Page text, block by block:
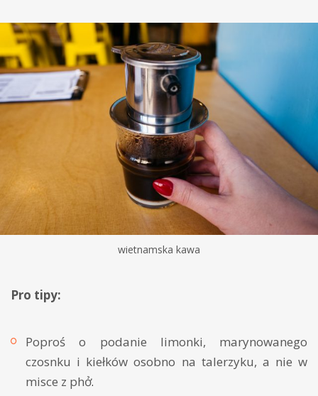
wietnamska kawa
Pro tipy:
Poproś o podanie limonki, marynowanego
czosnku i kiełków osobno na talerzyku, a nie w
misce z phở.